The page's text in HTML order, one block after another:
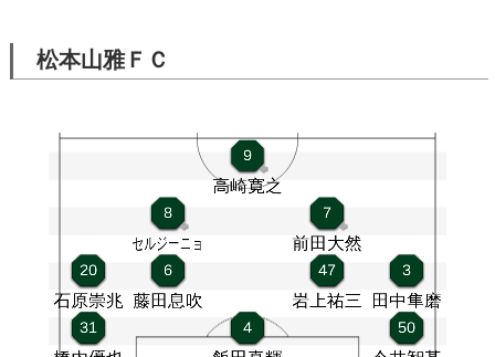
松本山雅ＦＣ